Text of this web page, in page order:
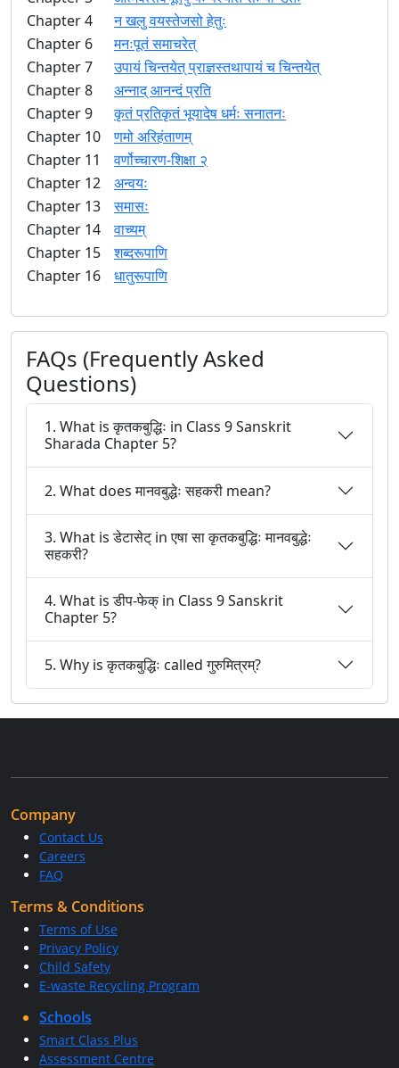
Chapter 4
न खलु वयस्तेजसो हेतुः
Chapter 6
मनःपूतं समाचरेत्
Chapter 7
उपायं चिन्तयेत् प्राज्ञस्तथापायं च चिन्तयेत्
Chapter 8
अन्नाद् आनन्दं प्रति
Chapter 9
कृतं प्रतिकृतं भूयादेष धर्मः सनातनः
Chapter 10
णमो अरिहंताणम्
Chapter 11
वर्णोच्चारण-शिक्षा २
Chapter 12
अन्वयः
Chapter 13
समासः
Chapter 14
वाच्यम्
Chapter 15
शब्दरूपाणि
Chapter 16
धातुरूपाणि
FAQs (Frequently Asked
Questions)
1. What is कृतकबुद्धिः in Class 9 Sanskrit
Sharada Chapter 5?
2. What does मानवबुद्धेः सहकरी mean?
3. What is डेटासेट् in एषा सा कृतकबुद्धिः मानवबुद्धेः
सहकरी?
4. What is डीप-फेक् in Class 9 Sanskrit
Chapter 5?
5. Why is कृतकबुद्धिः called गुरुमित्रम्?
Company
Contact Us
Careers
FAQ
Terms & Conditions
Terms of Use
Privacy Policy
Child Safety
E-waste Recycling Program
Schools
Smart Class Plus
Assessment Centre